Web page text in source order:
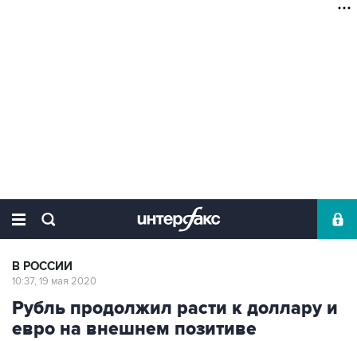
В РОССИИ
10:37, 19 мая 2020
Рубль продолжил расти к доллару и
евро на внешнем позитиве